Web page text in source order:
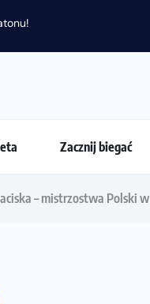
Zacznij biegać
– mistrzostwa Polski w